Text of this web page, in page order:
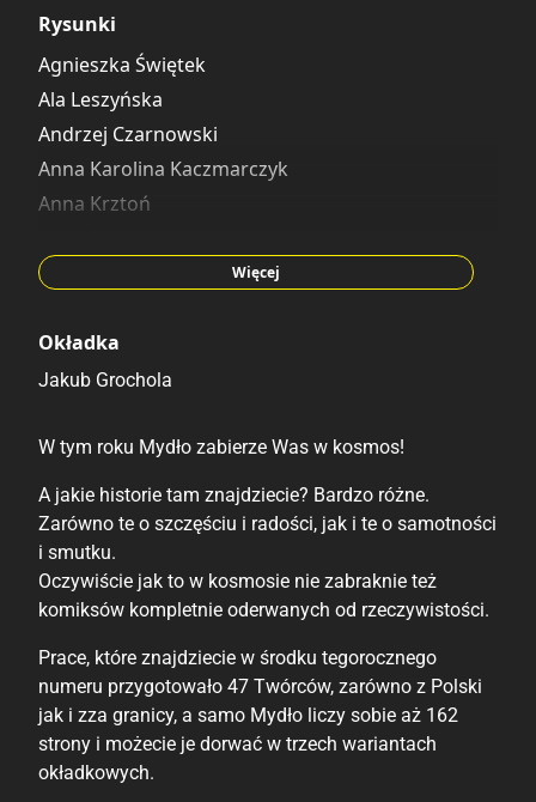
David Hill
Iskra
Dominika Józefczyk
Dudek Pulit
Elżbieta Łabowska
Gabriela Cygan
Jakub Grochola
Julia Płoch
Karolina Chabier
Katarzyna Drewek
Kinga Janiak
Konrad Peszko
Krystyna Kieł
Łukasz Kowalczuk
Magdalena Klimkowicz
Małgorzata Pawlak
Marcin Kurowski
Marcel Wojdyło
Mikołaj Tkacz
Rysunki
Agnieszka Świętek
Ala Leszyńska
Andrzej Czarnowski
Anna Karolina Kaczmarczyk
Anna Krztoń
Blanka Pe
David Hill
Iskra
Dudek Pulit
Edyta Bystroń
Elżbieta Łabowska
Gabriela Cygan
Bartek Glaza
Jakub Grochola
Jarosław Kozłowski
Julia Płoch
Karolina Chabier
Karolina Plewińska
Więcej
Okładka
Jakub Grochola
W tym roku Mydło zabierze Was w kosmos!
A jakie historie tam znajdziecie? Bardzo różne.
Zarówno te o szczęściu i radości, jak i te o samotności
i smutku.
Oczywiście jak to w kosmosie nie zabraknie też
komiksów kompletnie oderwanych od rzeczywistości.
Prace, które znajdziecie w środku tegorocznego
numeru przygotowało 47 Twórców, zarówno z Polski
jak i zza granicy, a samo Mydło liczy sobie aż 162
strony i możecie je dorwać w trzech wariantach
okładkowych.